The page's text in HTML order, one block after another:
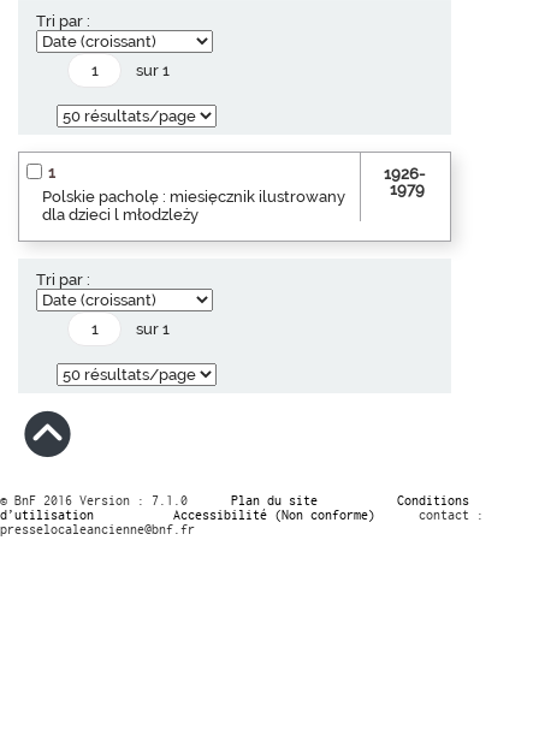
Tri par :
sur 1
1
Polskie pacholę : miesięcznik ilustrowany
dla dzieci l młodzleży
1926-
1979
Tri par :
sur 1
© BnF 2016 Version : 7.1.0 Plan du site
Conditions
d’utilisation
Accessibilité (Non conforme)
contact :
presselocaleancienne@bnf.fr